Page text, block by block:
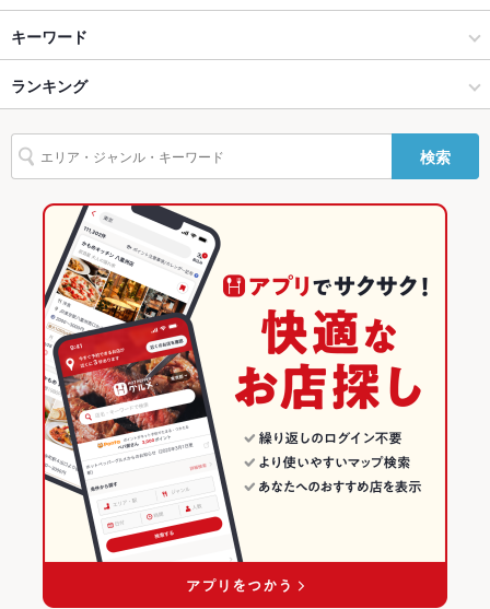
貸切 貸切不可 ：詳細はお問合せ下さい。
設備
Wi-Fi 未確認
バリアフリ
なし ：その他設備など、お気軽にお問い合わせください。
あり ：15台ご用意しております
英語メニュ
あり
その他設備 ※不明点等、お気軽に店舗へご相談下さい。
その他
飲み放題 あり ：詳細はコースページをご参照ください
食べ放題 あり ：早割コース実施しておりません。
カクテル充実
お子様連れ
お子様連れ歓迎 ：記念日、お誕生日等…ご家族皆さんでお愉し
み頂けるお店です。
鳥取市 × 焼肉・ホルモン
鳥取市 × 焼肉
湖山駅 × 焼肉・ホルモン
湖山駅 × 焼肉
鳥取市中心部 × 焼肉・ホルモン
鳥取市中心部 × 焼肉
鳥取
鳥取 × 焼肉・ホルモン
鳥取 × 焼肉
湖山駅
キーワード
エビ料理
チーズフォンデュ たこ焼き 油そば
ランキング
鳥取のグルメランキング
鳥取の焼肉・ホルモンランキング
鳥取市のグルメランキング
鳥取市の焼肉・ホルモンランキング
鳥取市中心部のグルメランキング
検索